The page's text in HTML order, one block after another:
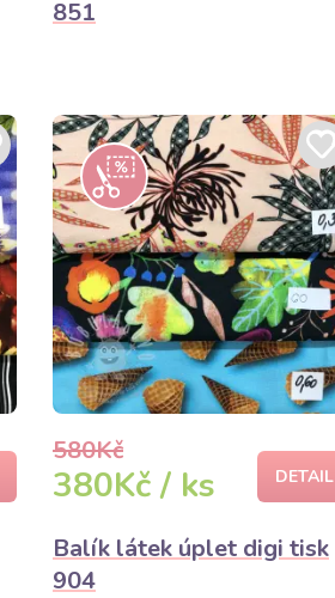
851
580Kč
380Kč / ks DETAIL
Balík látek úplet digi tisk
904